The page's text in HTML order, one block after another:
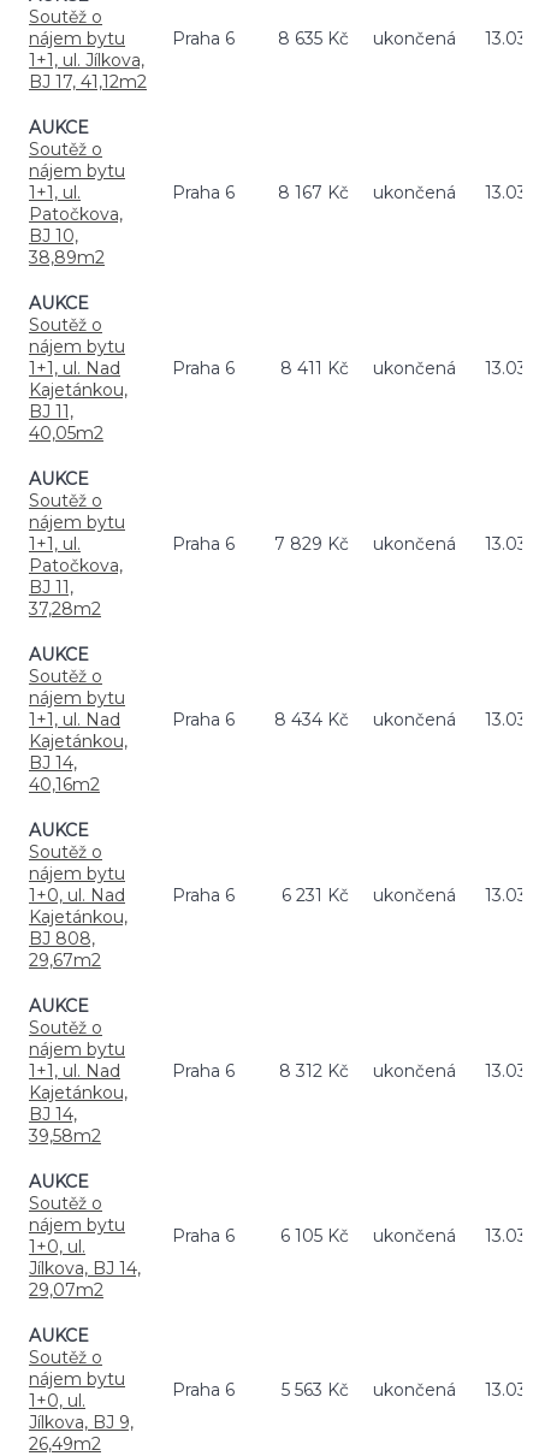
Soutěž o
nájem bytu
1+1, ul. Jílkova,
BJ 17, 41,12m2
Praha 6 8 635 Kč ukončená
AUKCE
Soutěž o
nájem bytu
1+1, ul.
Patočkova,
BJ 10,
38,89m2
Praha 6 8 167 Kč ukončená
AUKCE
Soutěž o
nájem bytu
1+1, ul. Nad
Kajetánkou,
BJ 11,
40,05m2
Praha 6 8 411 Kč ukončená
AUKCE
Soutěž o
nájem bytu
1+1, ul.
Patočkova,
BJ 11,
37,28m2
Praha 6 7 829 Kč ukončená
AUKCE
Soutěž o
nájem bytu
1+1, ul. Nad
Kajetánkou,
BJ 14,
40,16m2
Praha 6 8 434 Kč ukončená
AUKCE
Soutěž o
nájem bytu
1+0, ul. Nad
Kajetánkou,
BJ 808,
29,67m2
Praha 6 6 231 Kč ukončená
AUKCE
Soutěž o
nájem bytu
1+1, ul. Nad
Kajetánkou,
BJ 14,
39,58m2
Praha 6 8 312 Kč ukončená
AUKCE
Soutěž o
nájem bytu
1+0, ul.
Jílkova, BJ 14,
29,07m2
Praha 6 6 105 Kč ukončená
AUKCE
Soutěž o
nájem bytu
1+0, ul.
Jílkova, BJ 9,
26,49m2
Praha 6 5 563 Kč ukončená